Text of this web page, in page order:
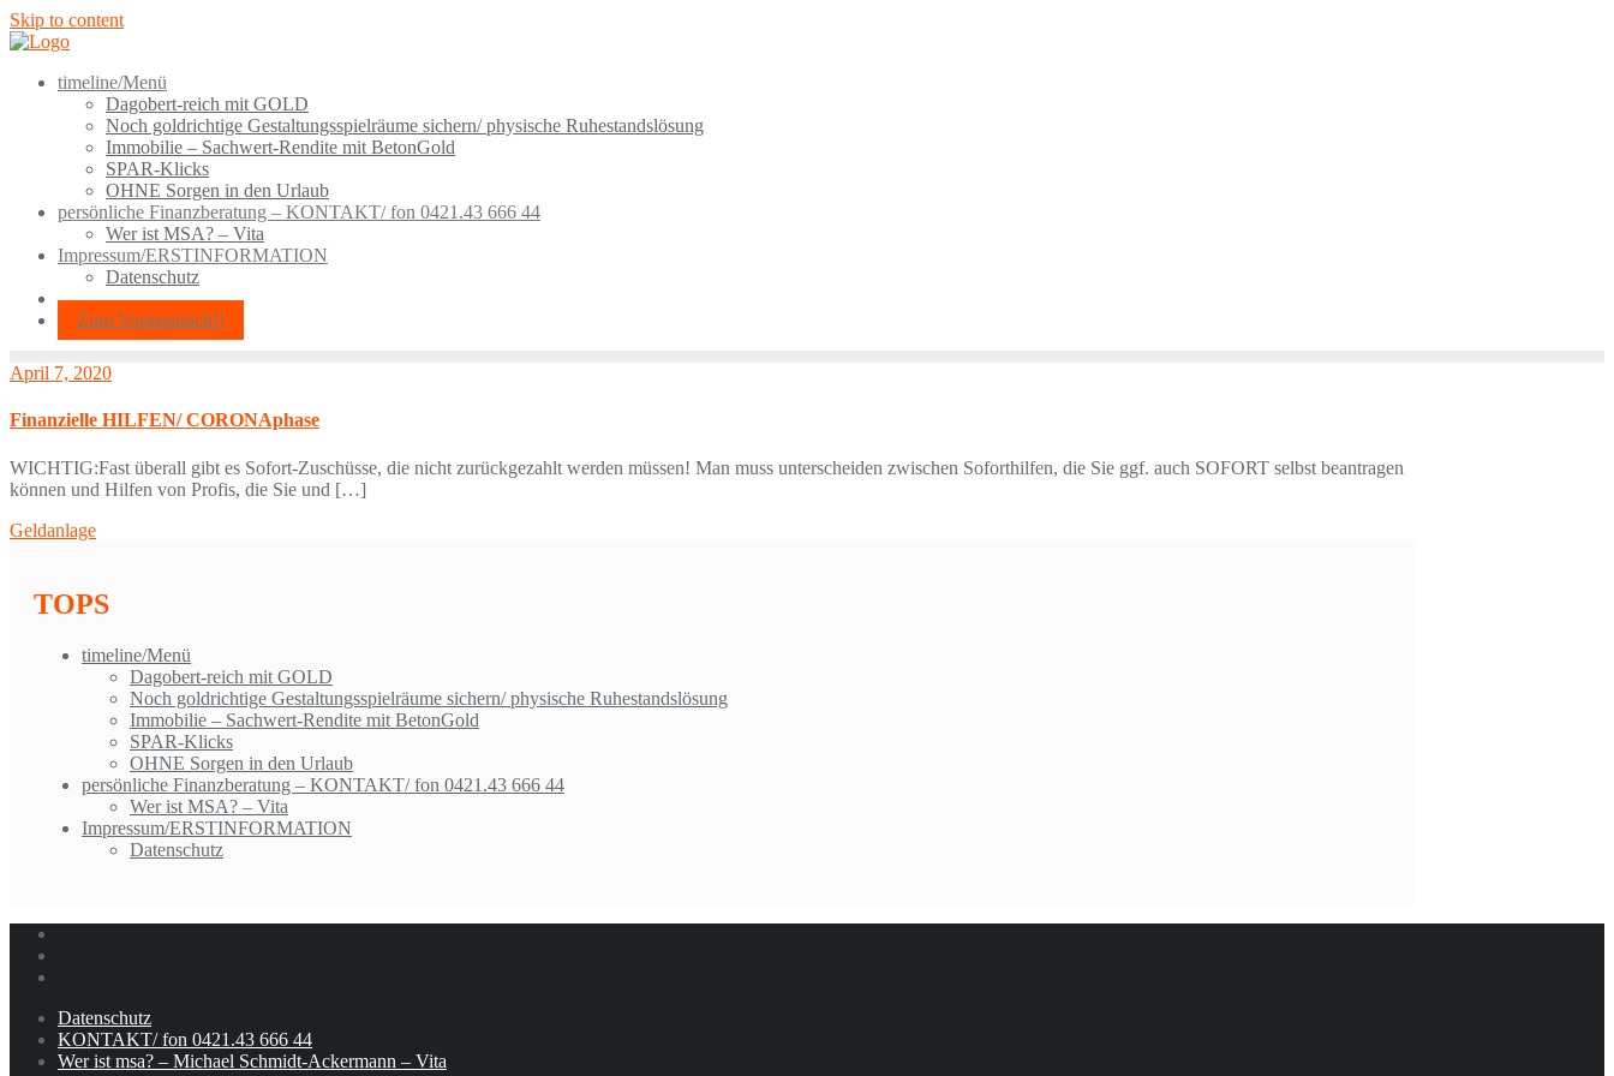
Skip to content
timeline/Menü
Dagobert-reich mit GOLD
Noch goldrichtige Gestaltungsspielräume sichern/ physische Ruhestandslösung
Immobilie – Sachwert-Rendite mit BetonGold
SPAR-Klicks
OHNE Sorgen in den Urlaub
persönliche Finanzberatung – KONTAKT/ fon 0421.43 666 44
Wer ist MSA? – Vita
Impressum/ERSTINFORMATION
Datenschutz
Zum Vorgespräch!!
April 7, 2020
Finanzielle HILFEN/ CORONAphase
WICHTIG:Fast überall gibt es Sofort-Zuschüsse, die nicht zurückgezahlt werden müssen! Man muss unterscheiden zwischen Soforthilfen, die Sie ggf. auch SOFORT selbst beantragen
können und Hilfen von Profis, die Sie und […]
Geldanlage
TOPS
timeline/Menü
Dagobert-reich mit GOLD
Noch goldrichtige Gestaltungsspielräume sichern/ physische Ruhestandslösung
Immobilie – Sachwert-Rendite mit BetonGold
SPAR-Klicks
OHNE Sorgen in den Urlaub
persönliche Finanzberatung – KONTAKT/ fon 0421.43 666 44
Wer ist MSA? – Vita
Impressum/ERSTINFORMATION
Datenschutz
Datenschutz
KONTAKT/ fon 0421.43 666 44
Wer ist msa? – Michael Schmidt-Ackermann – Vita